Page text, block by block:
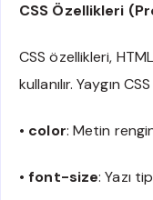
CSS Özellikleri
CSS özellikleri,
kullanılır. Yaygın
• color: Metin
•font-size: Yazı